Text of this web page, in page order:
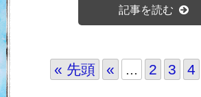
記事を読む
« 先頭 « ... 2 3 4